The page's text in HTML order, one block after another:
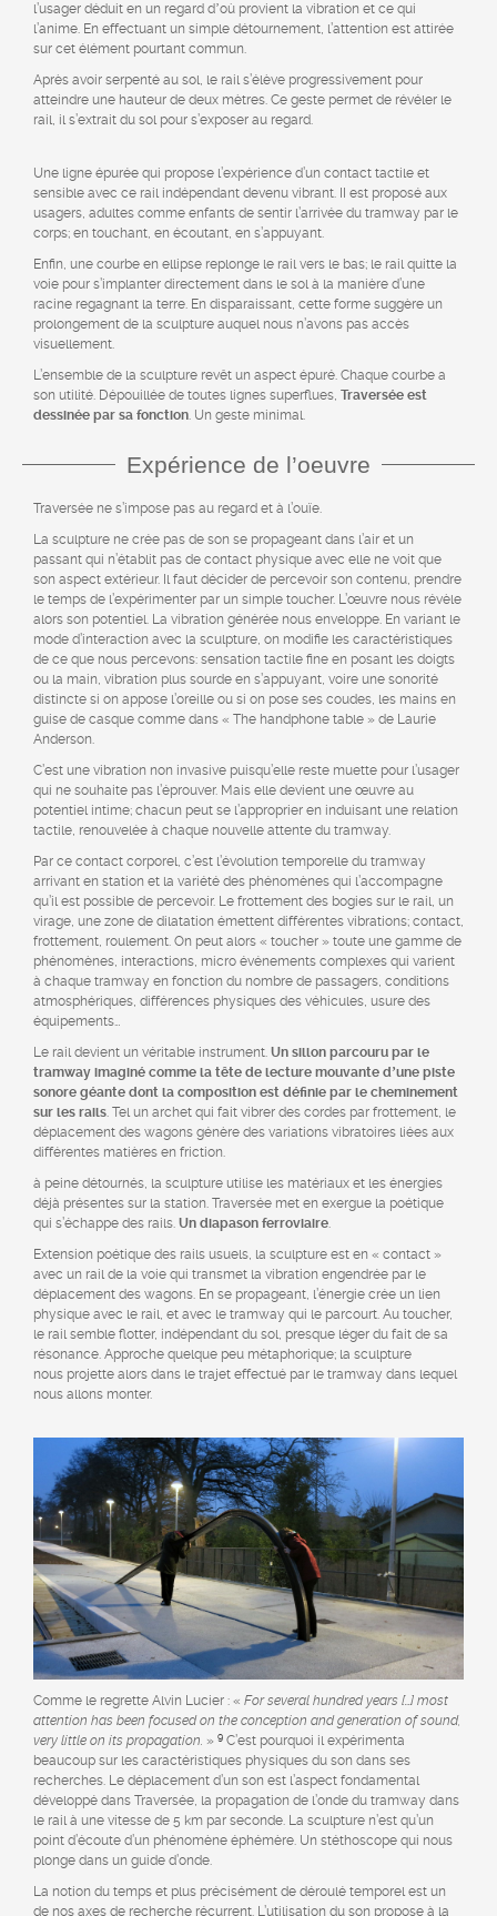
l’usager déduit en un regard dʼoù provient la vibration et ce qui
l’anime. En effectuant un simple détournement, l’attention est attirée
sur cet élément pourtant commun.
Après avoir serpenté au sol, le rail s’élève progressivement pour
atteindre une hauteur de deux mètres. Ce geste permet de révéler le
rail, il s’extrait du sol pour s’exposer au regard.
Une ligne épurée qui propose l’expérience d’un contact tactile et
sensible avec ce rail indépendant devenu vibrant. II est proposé aux
usagers, adultes comme enfants de sentir l’arrivée du tramway par le
corps; en touchant, en écoutant, en s’appuyant.
Enfin, une courbe en ellipse replonge le rail vers le bas; le rail quitte la
voie pour s’implanter directement dans le sol à la manière d’une
racine regagnant la terre. En disparaissant, cette forme suggère un
prolongement de la sculpture auquel nous n’avons pas accès
visuellement.
L’ensemble de la sculpture revêt un aspect épuré. Chaque courbe a
son utilité. Dépouillée de toutes lignes superflues, Traversée est
dessinée par sa fonction. Un geste minimal.
Expérience de l’oeuvre
Traversée ne s’impose pas au regard et à l’ouïe.
La sculpture ne crée pas de son se propageant dans l’air et un
passant qui n’établit pas de contact physique avec elle ne voit que
son aspect extérieur. Il faut décider de percevoir son contenu, prendre
le temps de l’expérimenter par un simple toucher. L’œuvre nous révèle
alors son potentiel. La vibration générée nous enveloppe. En variant le
mode d’interaction avec la sculpture, on modifie les caractéristiques
de ce que nous percevons: sensation tactile fine en posant les doigts
ou la main, vibration plus sourde en s’appuyant, voire une sonorité
distincte si on appose l’oreille ou si on pose ses coudes, les mains en
guise de casque comme dans « The handphone table » de Laurie
Anderson.
C’est une vibration non invasive puisqu’elle reste muette pour l’usager
qui ne souhaite pas l’éprouver. Mais elle devient une œuvre au
potentiel intime; chacun peut se l’approprier en induisant une relation
tactile, renouvelée à chaque nouvelle attente du tramway.
Par ce contact corporel, c’est l’évolution temporelle du tramway
arrivant en station et la variété des phénomènes qui l’accompagne
qu’il est possible de percevoir. Le frottement des bogies sur le rail, un
virage, une zone de dilatation émettent différentes vibrations; contact,
frottement, roulement. On peut alors « toucher » toute une gamme de
phénomènes, interactions, micro événements complexes qui varient
à chaque tramway en fonction du nombre de passagers, conditions
atmosphériques, différences physiques des véhicules, usure des
équipements…
Le rail devient un véritable instrument. Un sillon parcouru par le
tramway imaginé comme la tête de lecture mouvante dʼune piste
sonore géante dont la composition est définie par le cheminement
sur les rails. Tel un archet qui fait vibrer des cordes par frottement, le
déplacement des wagons génère des variations vibratoires liées aux
différentes matières en friction.
à peine détournés, la sculpture utilise les matériaux et les énergies
déjà présentes sur la station. Traversée met en exergue la poétique
qui s’échappe des rails. Un diapason ferroviaire.
Extension poétique des rails usuels, la sculpture est en « contact »
avec un rail de la voie qui transmet la vibration engendrée par le
déplacement des wagons. En se propageant, l’énergie crée un lien
physique avec le rail, et avec le tramway qui le parcourt. Au toucher,
le rail semble flotter, indépendant du sol, presque léger du fait de sa
résonance. Approche quelque peu métaphorique; la sculpture
nous projette alors dans le trajet effectué par le tramway dans lequel
nous allons monter.
Comme le regrette Alvin Lucier : « For several hundred years […] most
attention has been focused on the conception and generation of sound,
very little on its propagation. » 9 C’est pourquoi il expérimenta
beaucoup sur les caractéristiques physiques du son dans ses
recherches. Le déplacement d’un son est l’aspect fondamental
développé dans Traversée, la propagation de l’onde du tramway dans
le rail à une vitesse de 5 km par seconde. La sculpture n’est qu’un
point d’écoute d’un phénomène éphémère. Un stéthoscope qui nous
plonge dans un guide d’onde.
La notion du temps et plus précisément de déroulé temporel est un
de nos axes de recherche récurrent. L’utilisation du son propose à la